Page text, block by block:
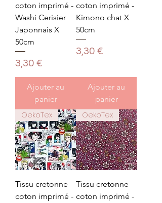
coton imprimé -
Washi Cerisier
Japonnais X
50cm
Prix
3,30 €
Ajouter au
panier
coton imprimé -
Kimono chat X
50cm
Prix
3,30 €
Ajouter au
panier
OekoTex
Tissu cretonne
coton imprimé -
OekoTex
Tissu cretonne
coton imprimé -